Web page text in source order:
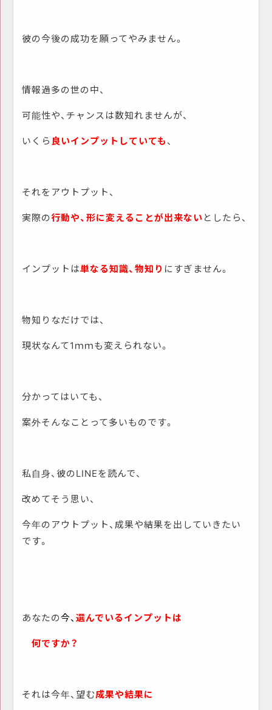
彼の今後の成功を願ってやみません。
情報過多の世の中、
可能性や、チャンスは数知れませんが、
いくら良いインプットしていても、
それをアウトプット、
実際の行動や、形に変えることが出来ないとしたら、
インプットは単なる知識、物知り にすぎません。
物知りなだけでは、
現状なんて1ｍｍも変えられない。
分かってはいても、
案外そんなことって多いものです。
私自身、彼のLINEを読んで、
改めてそう思い、
今年のアウトプット、成果や結果を出していきたい
です。
あなたの今、選んでいるインプットは
何ですか？
それは今年、望む成果や結果に